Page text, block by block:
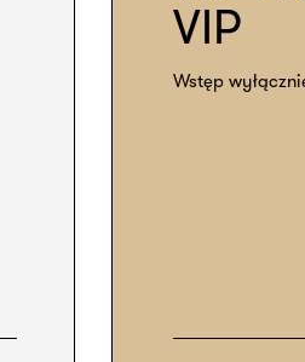
VIP
Wstęp